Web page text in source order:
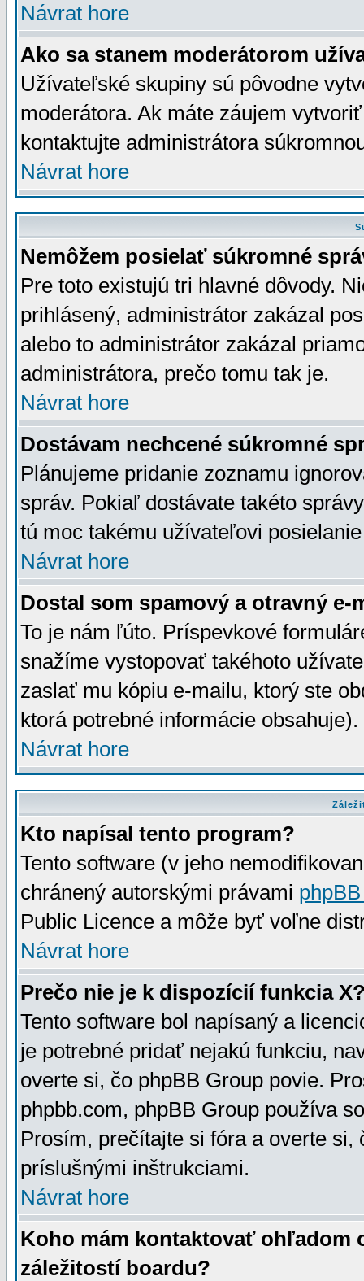
Návrat hore
Ako sa stanem moderátorom
Užívateľské skupiny sú pôvodne
moderátora. Ak máte záujem
kontaktujte administrátora
Návrat hore
Nemôžem posielať súkromné
Pre toto existujú tri hlavné dôvody.
prihlásený, administrátor zakázal
alebo to administrátor zakázal
administrátora, prečo tomu tak je.
Návrat hore
Dostávam nechcené súkromné
Plánujeme pridanie zoznamu
správ. Pokiaľ dostávate takéto
tú moc takému užívateľovi
Návrat hore
Dostal som spamový a otravný e-
To je nám ľúto. Príspevkové
snažíme vystopovať takéhoto
zaslať mu kópiu e-mailu, ktorý ste
ktorá potrebné informácie
Návrat hore
Kto napísal tento program?
Tento software (v jeho
chránený autorskými právami
Public Licence a môže byť voľne
Návrat hore
Prečo nie je k dispozícií funkcia
Tento software bol napísaný a
je potrebné pridať nejakú funkciu,
overte si, čo phpBB Group povie.
phpbb.com, phpBB Group používa
Prosím, prečítajte si fóra a overte
príslušnými inštrukciami.
Návrat hore
Koho mám kontaktovať ohľadom
záležitostí boardu?